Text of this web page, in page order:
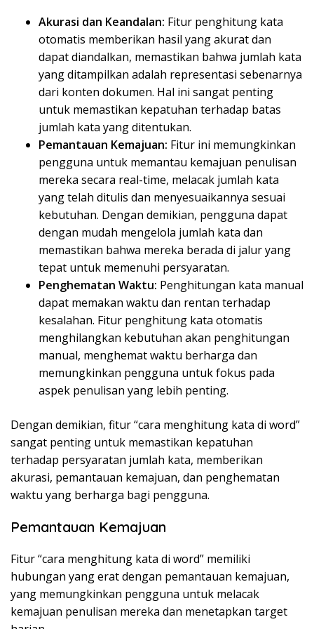
Akurasi dan Keandalan: Fitur penghitung kata
otomatis memberikan hasil yang akurat dan
dapat diandalkan, memastikan bahwa jumlah kata
yang ditampilkan adalah representasi sebenarnya
dari konten dokumen. Hal ini sangat penting
untuk memastikan kepatuhan terhadap batas
jumlah kata yang ditentukan.
Pemantauan Kemajuan: Fitur ini memungkinkan
pengguna untuk memantau kemajuan penulisan
mereka secara real-time, melacak jumlah kata
yang telah ditulis dan menyesuaikannya sesuai
kebutuhan. Dengan demikian, pengguna dapat
dengan mudah mengelola jumlah kata dan
memastikan bahwa mereka berada di jalur yang
tepat untuk memenuhi persyaratan.
Penghematan Waktu: Penghitungan kata manual
dapat memakan waktu dan rentan terhadap
kesalahan. Fitur penghitung kata otomatis
menghilangkan kebutuhan akan penghitungan
manual, menghemat waktu berharga dan
memungkinkan pengguna untuk fokus pada
aspek penulisan yang lebih penting.
Dengan demikian, fitur “cara menghitung kata di word”
sangat penting untuk memastikan kepatuhan
terhadap persyaratan jumlah kata, memberikan
akurasi, pemantauan kemajuan, dan penghematan
waktu yang berharga bagi pengguna.
Pemantauan Kemajuan
Fitur “cara menghitung kata di word” memiliki
hubungan yang erat dengan pemantauan kemajuan,
yang memungkinkan pengguna untuk melacak
kemajuan penulisan mereka dan menetapkan target